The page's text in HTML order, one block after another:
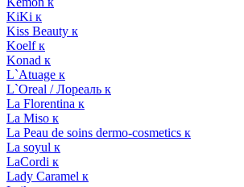
KiKi к
Kiss Beauty к
Koelf к
Konad к
L`Atuage к
L`Oreal / Лореаль к
La Florentina к
La Miso к
La Peau de soins dermo-cosmetics к
La soyul к
LaCordi к
Lady Caramel к